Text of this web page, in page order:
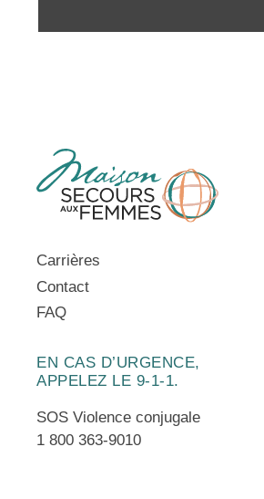
Carrières
Contact
FAQ
EN CAS D’URGENCE,
APPELEZ LE 9-1-1.
SOS Violence conjugale
1 800 363-9010